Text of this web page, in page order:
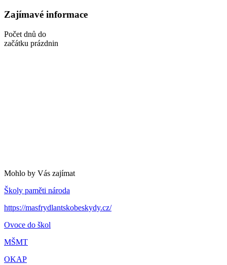
Zajímavé informace
Počet dnů do
začátku prázdnin
Mohlo by Vás zajímat
Školy paměti národa
https://masfrydlantskobeskydy.cz/
Ovoce do škol
MŠMT
OKAP